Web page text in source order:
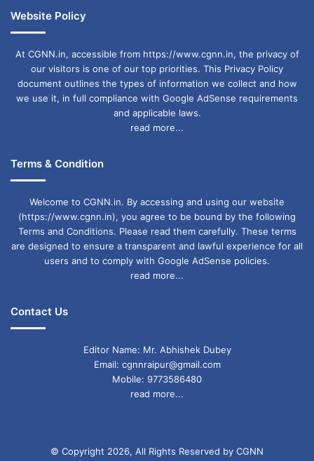
Website Policy
At CGNN.in, accessible from https://www.cgnn.in, the privacy of
our visitors is one of our top priorities. This Privacy Policy
document outlines the types of information we collect and how
we use it, in full compliance with Google AdSense requirements
and applicable laws.
read more...
Terms & Condition
Welcome to CGNN.in. By accessing and using our website
(https://www.cgnn.in), you agree to be bound by the following
Terms and Conditions. Please read them carefully. These terms
are designed to ensure a transparent and lawful experience for all
users and to comply with Google AdSense policies.
read more...
Contact Us
Editor Name: Mr. Abhishek Dubey
Email: cgnnraipur@gmail.com
Mobile: 9773586480
read more...
© Copyright 2026, All Rights Reserved by CGNN